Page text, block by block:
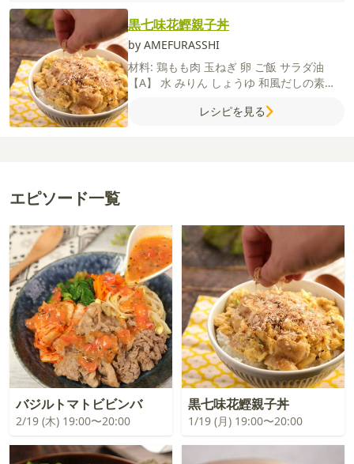
黒七味花鰹親子丼
by AMEFURASSHI
材料: 鶏もも肉 玉ねぎ 卵 ご飯 サラダ油
【A】 水 みりん しょうゆ 和風だしの素
レシピを見る
エピソード一覧
バジルトマトビビンバ
2/19 (木) 19:00〜20:00
黒七味花鰹親子丼
1/19 (月) 19:00〜20:00